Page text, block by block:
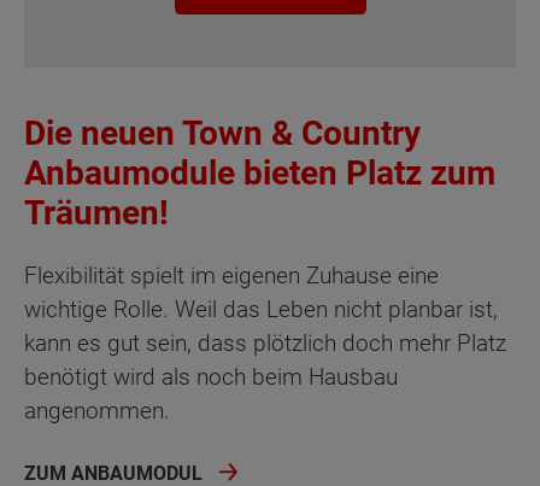
Die neuen Town & Country
Anbaumodule bieten Platz zum
Träumen!
Flexibilität spielt im eigenen Zuhause eine
wichtige Rolle. Weil das Leben nicht planbar ist,
kann es gut sein, dass plötzlich doch mehr Platz
benötigt wird als noch beim Hausbau
angenommen.
ZUM ANBAUMODUL